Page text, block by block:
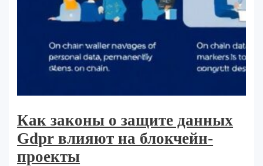
Как законы о защите данных
Gdpr влияют на блокчейн-
проекты